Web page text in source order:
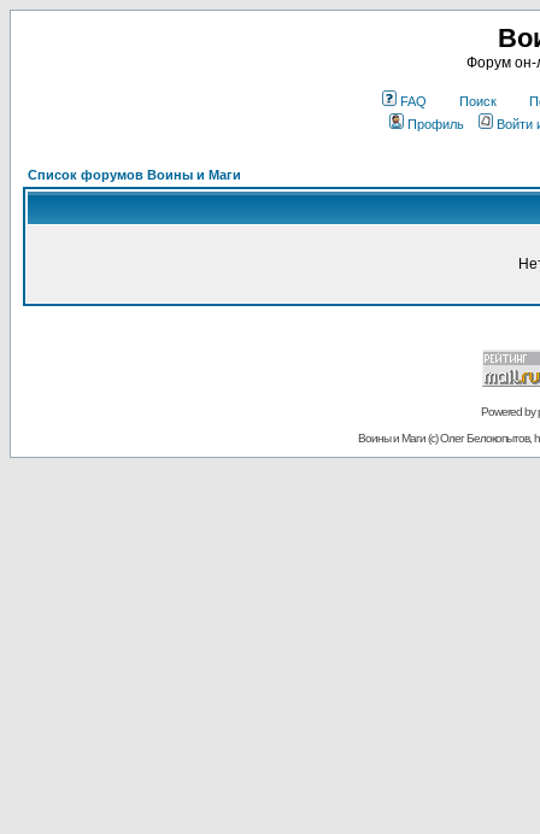
Форум он-
FAQ Поиск
Профиль
Войти
Список форумов Воины и Маги
Powered by
Воины и Маги (c) Олег Белокопытов,